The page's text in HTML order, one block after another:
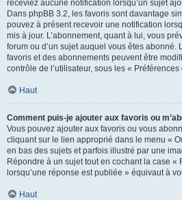
receviez aucune notification lorsqu’un sujet
Dans phpBB 3.2, les favoris sont davantage
pouvez à présent recevoir une notification
mis à jour. L’abonnement, quant à lui, vous
forum ou d’un sujet auquel vous êtes abonné.
favoris et des abonnements peuvent être
contrôle de l’utilisateur, sous les « Préférences
Haut
Comment puis-je ajouter aux favoris ou
Vous pouvez ajouter aux favoris ou vous
cliquant sur le lien approprié dans le menu «
en bas des sujets et parfois illustré par une
Répondre à un sujet tout en cochant la case «
lorsqu’une réponse est publiée » équivaut à
Haut